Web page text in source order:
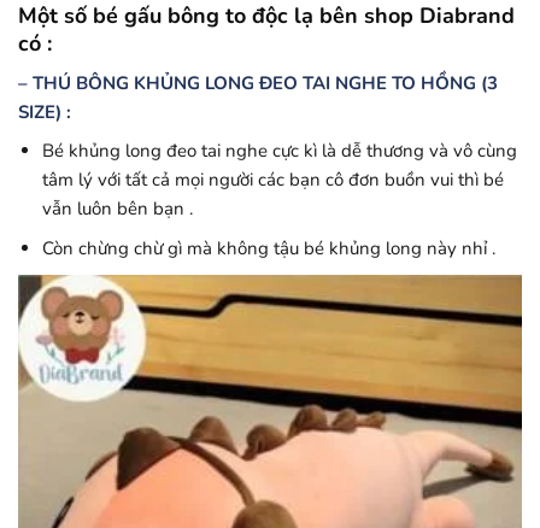
Một số bé gấu bông to độc lạ bên shop Diabrand
có :
– THÚ BÔNG KHỦNG LONG ĐEO TAI NGHE TO HỒNG (3
SIZE) :
Bé khủng long đeo tai nghe cực kì là dễ thương và vô cùng
tâm lý với tất cả mọi người các bạn cô đơn buồn vui thì bé
vẫn luôn bên bạn .
Còn chừng chừ gì mà không tậu bé khủng long này nhỉ .